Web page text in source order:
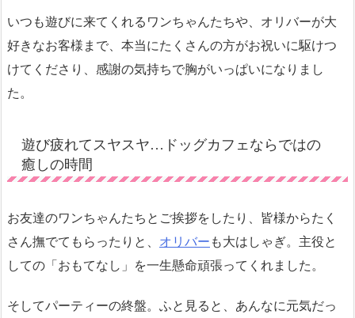
いつも遊びに来てくれるワンちゃんたちや、オリバーが大
好きなお客様まで、本当にたくさんの方がお祝いに駆けつ
けてくださり、感謝の気持ちで胸がいっぱいになりまし
た。
遊び疲れてスヤスヤ…ドッグカフェならではの
癒しの時間
お友達のワンちゃんたちとご挨拶をしたり、皆様からたく
さん撫でてもらったりと、 オリバーも大はしゃぎ。主役と
しての「おもてなし」を一生懸命頑張ってくれました。
そしてパーティーの終盤。ふと見ると、あんなに元気だっ